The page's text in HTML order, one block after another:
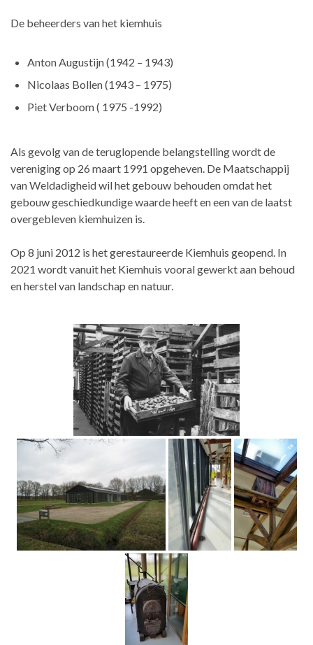
De beheerders van het kiemhuis
Anton Augustijn (1942 – 1943)
Nicolaas Bollen (1943 – 1975)
Piet Verboom ( 1975 -1992)
Als gevolg van de teruglopende belangstelling wordt de
vereniging op 26 maart 1991 opgeheven. De Maatschappij
van Weldadigheid wil het gebouw behouden omdat het
gebouw geschiedkundige waarde heeft en een van de laatst
overgebleven kiemhuizen is.
Op 8 juni 2012 is het gerestaureerde Kiemhuis geopend. In
2021 wordt vanuit het Kiemhuis vooral gewerkt aan behoud
en herstel van landschap en natuur.